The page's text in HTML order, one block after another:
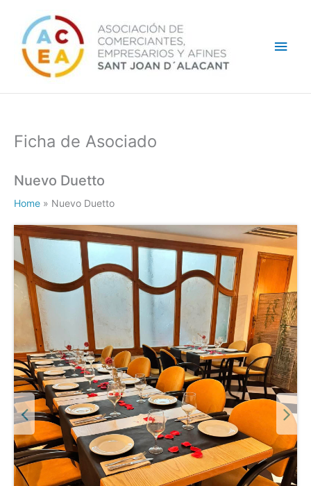
contenido
Ficha de Asociado
Nuevo Duetto
Home » Nuevo Duetto